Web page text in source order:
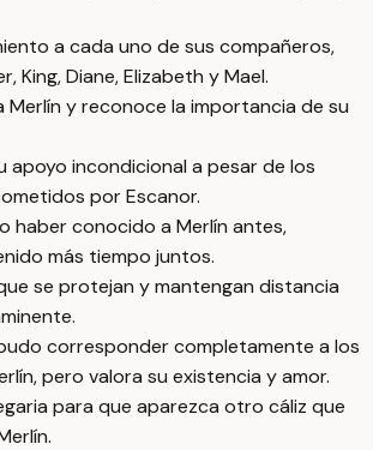
a cada uno de sus compañeros,
King, Diane, Elizabeth y Mael.
Merlín y reconoce la importancia de su
apoyo incondicional a pesar de los
por Escanor.
haber conocido a Merlín antes,
más tiempo juntos.
se protejan y mantengan distancia
corresponder completamente a los
pero valora su existencia y amor.
para que aparezca otro cáliz que